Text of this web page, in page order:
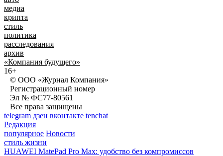
медиа
крипта
стиль
политика
расследования
архив
«Компания будущего»
16+
© ООО «Журнал Компания»
Регистрационный номер
Эл № ФС77-80561
Все права защищены
telegram дзен вконтакте tenchat
Редакция
популярное Новости
стиль жизни
HUAWEI MatePad Pro Max: удобство без компромиссов